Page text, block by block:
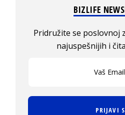
BIZLIFE
Pridružite se poslovnoj
najuspešnijih i
PRIJAVI